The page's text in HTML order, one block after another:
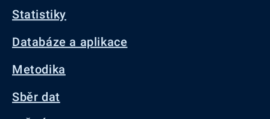
Statistiky
Databáze a aplikace
Metodika
Sběr dat